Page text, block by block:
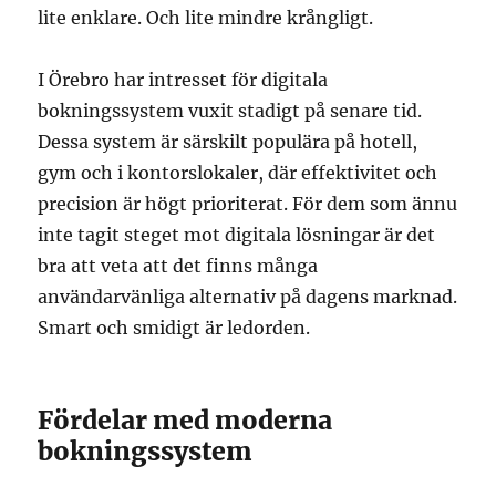
lite enklare. Och lite mindre krångligt.
I Örebro har intresset för digitala
bokningssystem vuxit stadigt på senare tid.
Dessa system är särskilt populära på hotell,
gym och i kontorslokaler, där effektivitet och
precision är högt prioriterat. För dem som ännu
inte tagit steget mot digitala lösningar är det
bra att veta att det finns många
användarvänliga alternativ på dagens marknad.
Smart och smidigt är ledorden.
Fördelar med moderna
bokningssystem